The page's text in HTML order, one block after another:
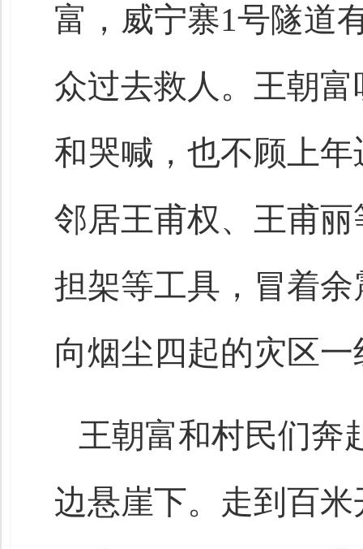
富，威宁寨1号隧道
众过去救人。王朝
和哭喊，也不顾上
邻居王甫权、王甫
担架等工具，冒着
向烟尘四起的灾区
王朝富和村民们奔
边悬崖下。走到百